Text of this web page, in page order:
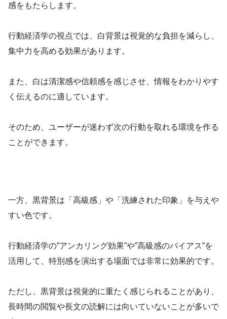
感をもたらします。
行動経済学の視点では、白背景は視覚的な負担を減らし、
集中力を高める効果があります。
また、白は清潔感や信頼感を感じさせ、情報をわかりやす
く伝えるのに適しています。
そのため、ユーザーが迷わず次の行動を取れる環境を作る
ことができます。
一方、黒背景は「高級感」や「洗練された印象」を与えや
すい色です。
行動経済学の”アンカリング効果”や”高級感のバイアス”を
活用して、特別感を演出する場面では非常に効果的です。
ただし、黒背景は視覚的に重たく感じられることがあり、
長時間の閲覧や長文の読解には向いていないことが多いで